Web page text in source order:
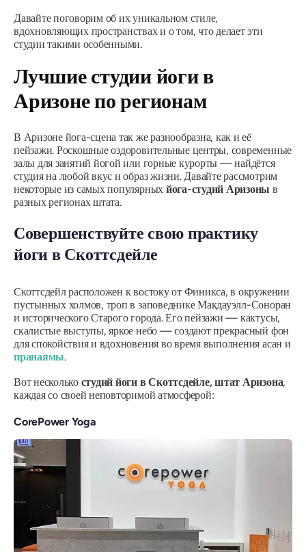
Давайте поговорим об их уникальном стиле,
вдохновляющих пространствах и о том, что делает эти
студии такими особенными.
Лучшие студии йоги в
Аризоне по регионам
В Аризоне йога-сцена так же разнообразна, как и её
пейзажи. Роскошные оздоровительные центры, современные
залы для занятий йогой или горные курорты — найдётся
студия на любой вкус и образ жизни. Давайте рассмотрим
некоторые из самых популярных йога-студий Аризоныв
разных регионах штата.
Совершенствуйте свою практику
йоги в Скоттсдейле
Скоттсдейл расположен к востоку от Финикса, в окружении
пустынных холмов, троп в заповеднике Макдауэлл-Соноран
и исторического Старого города. Его пейзажи — кактусы,
скалистые выступы, яркое небо — создают прекрасный фон
для спокойствия и вдохновения во время выполнения асан и
пранаямы.
Вот несколько студий йоги в Скоттсдейле, штат Аризона,
каждая со своей неповторимой атмосферой:
CorePower Yoga